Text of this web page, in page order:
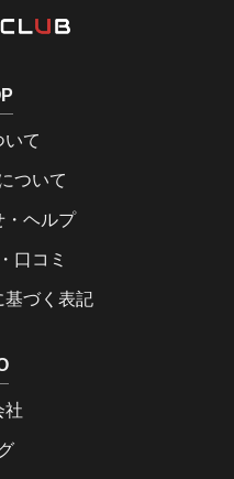
いて
ついて
・ヘルプ
口コミ
基づく表記
社